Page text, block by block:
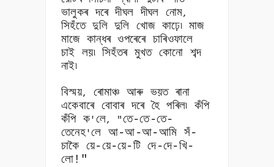
ভালুকৰ দৰে দীঘল দীঘল নোম,
সিহঁতে দুলি দুলি খোজ কাঢ়ে৷ মাজ
মাজে কান্ধৰ ওপৰেৰে চাৰিওফালে
চাই লয়৷ সিহঁতৰ মুখত কোনো শব্দ
নাই৷
বিস্ময়, ৰোমাঞ্চ আৰু ভয়ত ৰানা
একেবাৰে বোবাৰ দৰে হৈ পৰিল৷ কঁপি
কঁপি ক' লে, "তে-তে-তে-
তেনেহ'লে আ-আ-আ-আমি সঁ-
চাকৈ য়ে-য়ে-য়ে-টি দে-দে-খি-
লো!"